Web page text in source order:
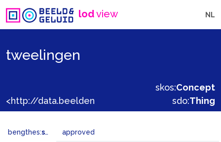
lodview NL
tweelingen
skos:Concept
sdo:Thing
bengthes:status approved